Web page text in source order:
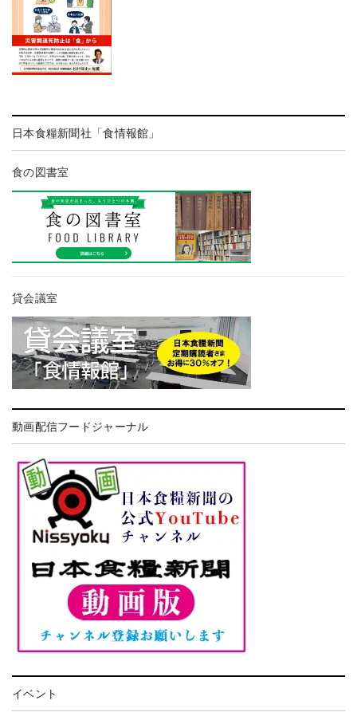
日本食糧新聞社「食情報館」
食の図書室
貸会議室
動画配信フードジャーナル
イベント